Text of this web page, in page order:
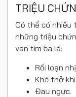
TRIỆU
Có thể có nhiều
những triệu
van tim ba lá:
Rối loạn
Khó thở
Đau ngực.